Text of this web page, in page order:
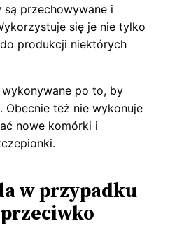
przechowywane i
się je nie tylko
produkcji niektórych
po to, by
też nie wykonuje
nowe komórki i
w przypadku